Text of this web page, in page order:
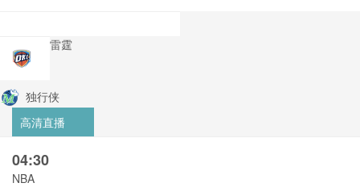
雷霆
独行侠
高清直播
04:30
NBA